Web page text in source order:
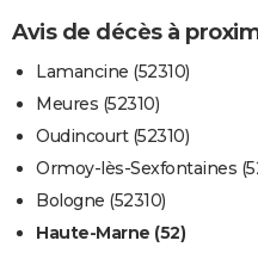
Avis de décès à
Lamancine (52310)
Meures (52310)
Oudincourt (52310)
Ormoy-lès-Sexfontaines
Bologne (52310)
Haute-Marne (52)